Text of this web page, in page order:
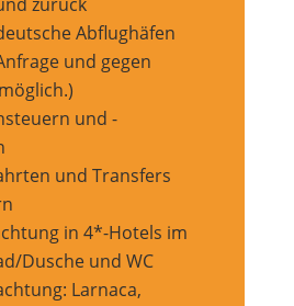
Abflughäfen
und gegen
und -
und Transfers
in 4*-Hotels im
Dusche und WC
Larnaca,